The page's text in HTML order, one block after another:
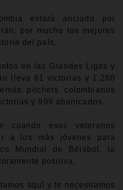
estará anclada por
por mucho los mejores
del país.
en las Grandes Ligas y
lleva 81 victorias y 1,260
pitchers colombianos
y 999 abanicados.
cuando esos veteranos
a los más jóvenes para
Mundial de Béisbol, la
positiva.
aquí y te necesitamos